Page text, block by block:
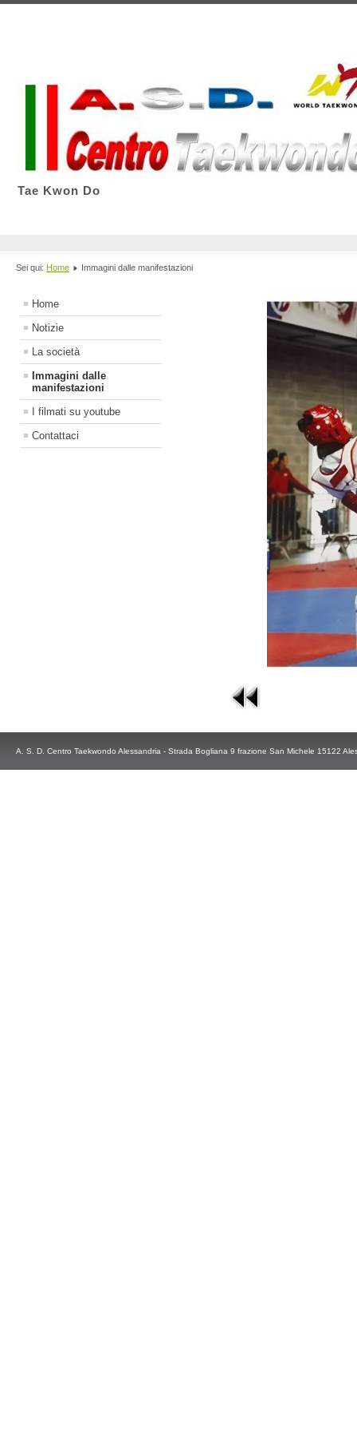
Tae Kwon Do
Sei qui: Home Immagini dalle manifestazioni
Home
Notizie
La società
Immagini dalle
manifestazioni
I filmati su youtube
Contattaci
A. S. D. Centro Taekwondo Alessandria - Strada Bogliana 9 frazione San Michele 15122